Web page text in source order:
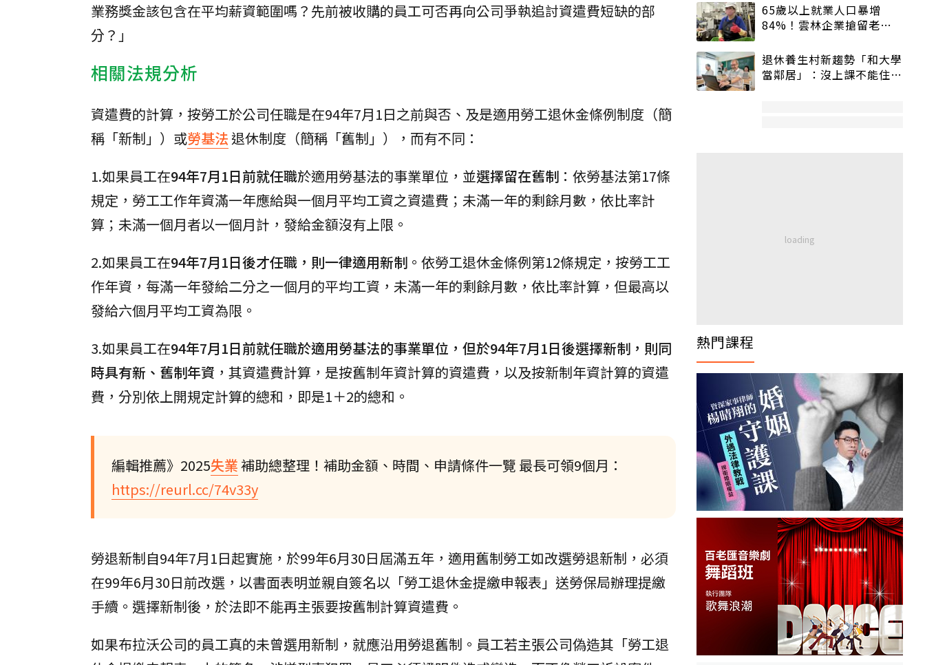
業務獎金該包含在平均薪資範圍嗎？先前被收購的員工可否再向公司爭執追討資遣費短缺的部
分？」
相關法規分析
資遣費的計算，按勞工於公司任職是在94年7月1日之前與否、及是適用勞工退休金條例制度（簡
稱「新制」）或勞基法 退休制度（簡稱「舊制」），而有不同：
1.如果員工在94年7月1日前就任職於適用勞基法的事業單位，並選擇留在舊制 ：依勞基法第17條
規定，勞工工作年資滿一年應給與一個月平均工資之資遣費；未滿一年的剩餘月數，依比率計
算；未滿一個月者以一個月計，發給金額沒有上限。
2.如果員工在94年7月1日後才任職，則一律適用新制 。依勞工退休金條例第12條規定，按勞工工
作年資，每滿一年發給二分之一個月的平均工資，未滿一年的剩餘月數，依比率計算，但最高以
發給六個月平均工資為限。
3.如果員工在94年7月1日前就任職於適用勞基法的事業單位，但於94年7月1日後選擇新制，則同
時具有新、舊制年資 ，其資遣費計算，是按舊制年資計算的資遣費，以及按新制年資計算的資遣
費，分別依上開規定計算的總和，即是1＋2的總和。
編輯推薦》2025失業補助總整理！補助金額、時間、申請條件一覽 最長可領9個月：
https://reurl.cc/74v33y
勞退新制自94年7月1日起實施，於99年6月30日屆滿五年，適用舊制勞工如改選勞退新制，必須
在99年6月30日前改選，以書面表明並親自簽名以「勞工退休金提繳申報表」送勞保局辦理提繳
手續。選擇新制後，於法即不能再主張要按舊制計算資遣費。
如果布拉沃公司的員工真的未曾選用新制，就應沿用勞退舊制。員工若主張公司偽造其「勞工退
65歲以上就業人口暴增
84%！雲林企業搶留老員
退休養生村新趨勢「和大學
當鄰居」：沒上課不能住、
熱門課程